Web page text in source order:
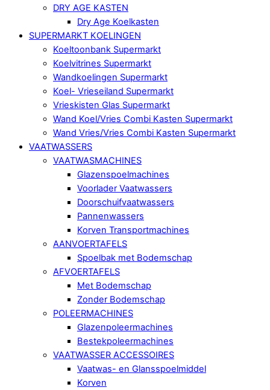
DRY AGE KASTEN
Dry Age Koelkasten
SUPERMARKT KOELINGEN
Koeltoonbank Supermarkt
Koelvitrines Supermarkt
Wandkoelingen Supermarkt
Koel- Vrieseiland Supermarkt
Vrieskisten Glas Supermarkt
Wand Koel/Vries Combi Kasten Supermarkt
Wand Vries/Vries Combi Kasten Supermarkt
VAATWASSERS
VAATWASMACHINES
Glazenspoelmachines
Voorlader Vaatwassers
Doorschuifvaatwassers
Pannenwassers
Korven Transportmachines
AANVOERTAFELS
Spoelbak met Bodemschap
AFVOERTAFELS
Met Bodemschap
Zonder Bodemschap
POLEERMACHINES
Glazenpoleermachines
Bestekpoleermachines
VAATWASSER ACCESSOIRES
Vaatwas- en Glansspoelmiddel
Korven